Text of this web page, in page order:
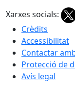
Xarxes socials:
Crèdits
Accessibilitat
Contactar
Protecció de
Avís legal